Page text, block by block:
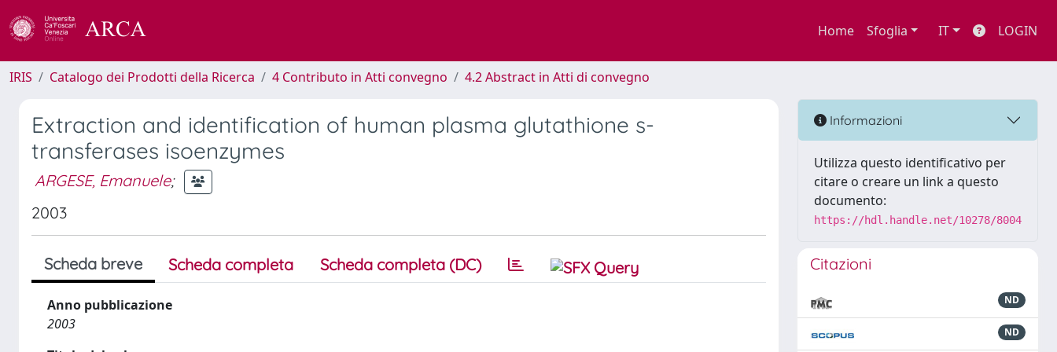
Home Sfoglia IT LOGIN
IRIS Catalogo dei Prodotti della Ricerca 4 Contributo in Atti convegno 4.2 Abstract in Atti di convegno
Extraction and identification of human plasma glutathione s-
transferases isoenzymes
ARGESE, Emanuele;
2003
Scheda breve Scheda completa Scheda completa (DC)
Anno pubblicazione
2003
Informazioni
Utilizza questo identificativo per
citare o creare un link a questo
documento:
https://hdl.handle.net/10278/8004
Citazioni
ND
ND